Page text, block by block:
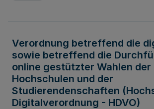
Verordnung betreffend die
sowie betreffend die
online gestützter Wahlen der
Hochschulen und der
Studierendenschaften
Digitalverordnung - HDVO)